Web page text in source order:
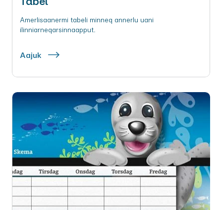
Amerlisaanermi tabeli minneq annerlu uani
ilinniarneqarsinnaapput.
Aajuk